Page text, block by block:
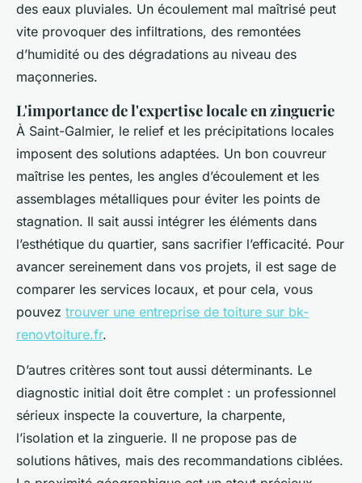
des eaux pluviales. Un écoulement mal maîtrisé peut
vite provoquer des infiltrations, des remontées
d’humidité ou des dégradations au niveau des
maçonneries.
L'importance de l'expertise locale en zinguerie
À Saint-Galmier, le relief et les précipitations locales
imposent des solutions adaptées. Un bon couvreur
maîtrise les pentes, les angles d’écoulement et les
assemblages métalliques pour éviter les points de
stagnation. Il sait aussi intégrer les éléments dans
l’esthétique du quartier, sans sacrifier l’efficacité. Pour
avancer sereinement dans vos projets, il est sage de
comparer les services locaux, et pour cela, vous
pouvez trouver une entreprise de toiture sur bk-
renovtoiture.fr.
D’autres critères sont tout aussi déterminants. Le
diagnostic initial doit être complet : un professionnel
sérieux inspecte la couverture, la charpente,
l’isolation et la zinguerie. Il ne propose pas de
solutions hâtives, mais des recommandations ciblées.